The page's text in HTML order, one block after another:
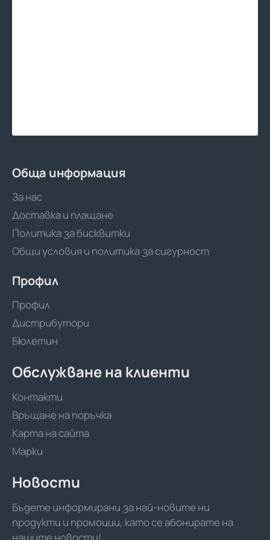
Обща информация
За нас
Доставка и плащане
Политика за бисквитки
Общи условия и политика за сигурност
Профил
Профил
Дистрибутори
Бюлетин
Обслужване на клиенти
Контакти
Връщане на поръчка
Карта на сайта
Марки
Новости
Бъдете информирани за най-новите ни
продукти и промоции, като се абонирате на